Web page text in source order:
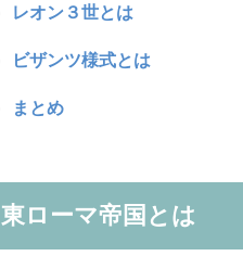
レオン３世とは
ビザンツ様式とは
まとめ
東ローマ帝国とは